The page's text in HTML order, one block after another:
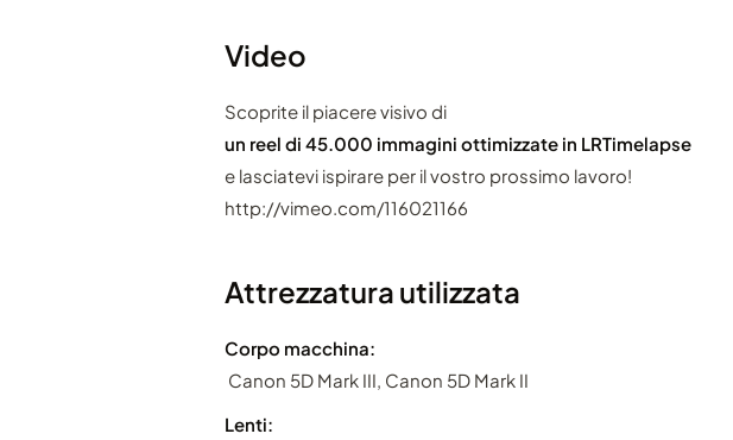
Video
Scoprite il piacere visivo di
un reel di 45.000 immagini ottimizzate in LRTimelapse
e lasciatevi ispirare per il vostro prossimo lavoro!
http://vimeo.com/116021166
Attrezzatura utilizzata
Corpo macchina:
Canon 5D Mark III, Canon 5D Mark II
Lenti: